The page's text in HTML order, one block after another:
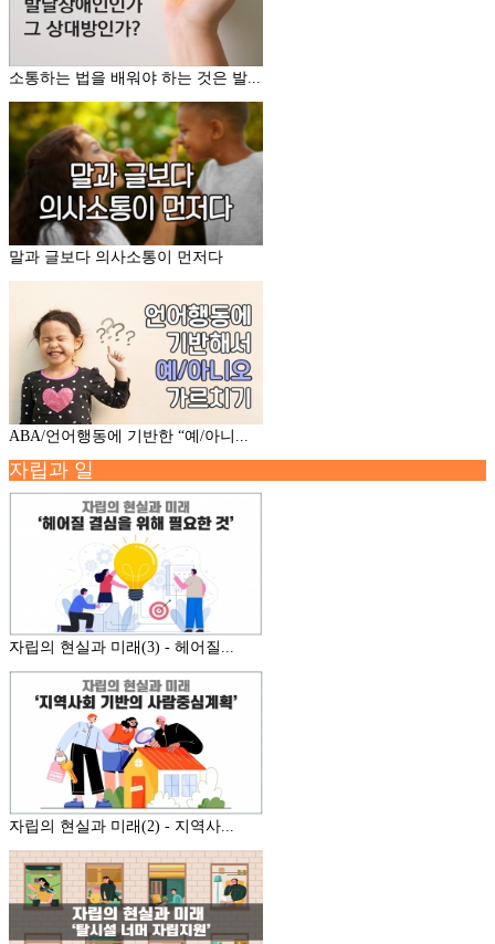
소통하는 법을 배워야 하는 것은 발...
말과 글보다 의사소통이 먼저다
ABA/언어행동에 기반한 “예/아니...
자립과 일
자립의 현실과 미래(3) - 헤어질...
자립의 현실과 미래(2) - 지역사...